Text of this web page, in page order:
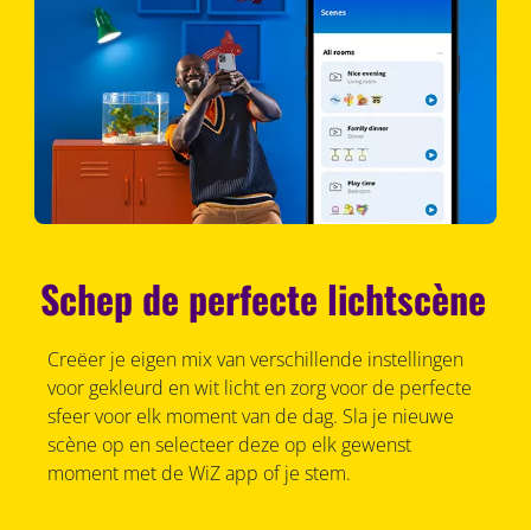
Schep de perfecte lichtscène
Creëer je eigen mix van verschillende instellingen
voor gekleurd en wit licht en zorg voor de perfecte
sfeer voor elk moment van de dag. Sla je nieuwe
scène op en selecteer deze op elk gewenst
moment met de WiZ app of je stem.